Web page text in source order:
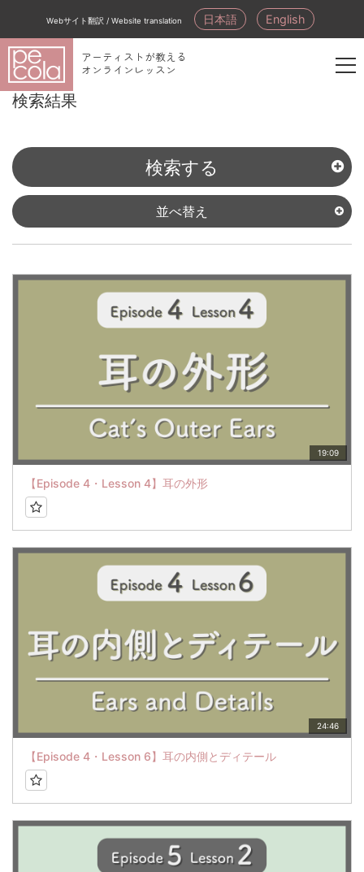
Webサイト翻訳 / Website translation 日本語 English
アーティストが教える
オンラインレッスン
員
登
録
検索結果
検索する
並べ替え
19:09
【Episode 4・Lesson 4】耳の外形
24:46
【Episode 4・Lesson 6】耳の内側とディテール